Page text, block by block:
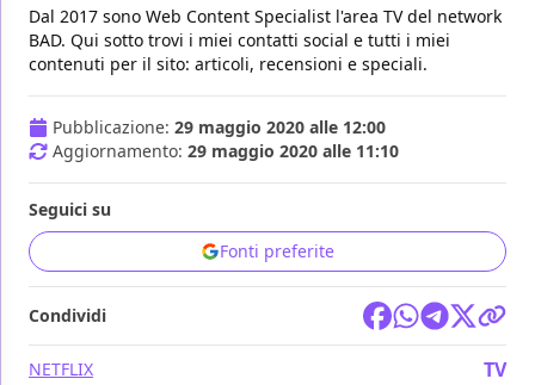
Dal 2017 sono Web Content Specialist l'area TV del network
BAD. Qui sotto trovi i miei contatti social e tutti i miei
contenuti per il sito: articoli, recensioni e speciali.
Pubblicazione: 29 maggio 2020 alle 12:00
Aggiornamento: 29 maggio 2020 alle 11:10
Seguici su
Fonti preferite
Condividi
NETFLIX TV